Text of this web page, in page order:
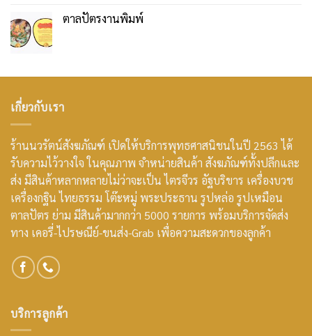
ตาลปัตรงานพิมพ์
เกี่ยวกับเรา
ร้านนวรัตน์สังฆภัณฑ์ เปิดให้บริการพุทธศาสนิชนในปี 2563 ได้
รับความไว้วางใจ ในคุณภาพ จำหน่ายสินค้า สังฆภัณฑ์ทั้งปลีกและ
ส่ง มีสินค้าหลากหลายไม่ว่าจะเป็น ไตรจีวร อัฐบริขาร เครื่องบวช
เครื่องกฐิน ไทยธรรม โต๊ะหมู่ พระประธาน รูปหล่อ รูปเหมือน
ตาลปัตร ย่าม มีสินค้ามากกว่า 5000 รายการ พร้อมบริการจัดส่ง
ทาง เคอรี่-ไปรษณีย์-ขนส่ง-Grab เพื่อความสะดวกของลูกค้า
บริการลูกค้า